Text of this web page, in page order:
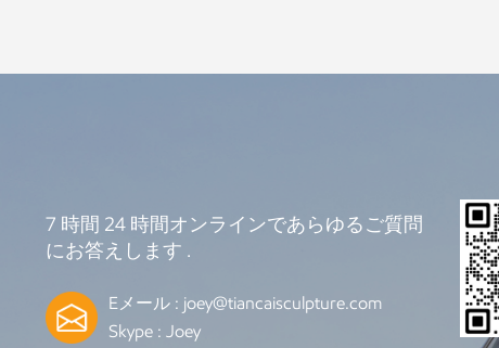
7 時間 24 時間オンラインであらゆるご質問
にお答えします .
Eメール : joey@tiancaisculpture.com
Skype :Joey